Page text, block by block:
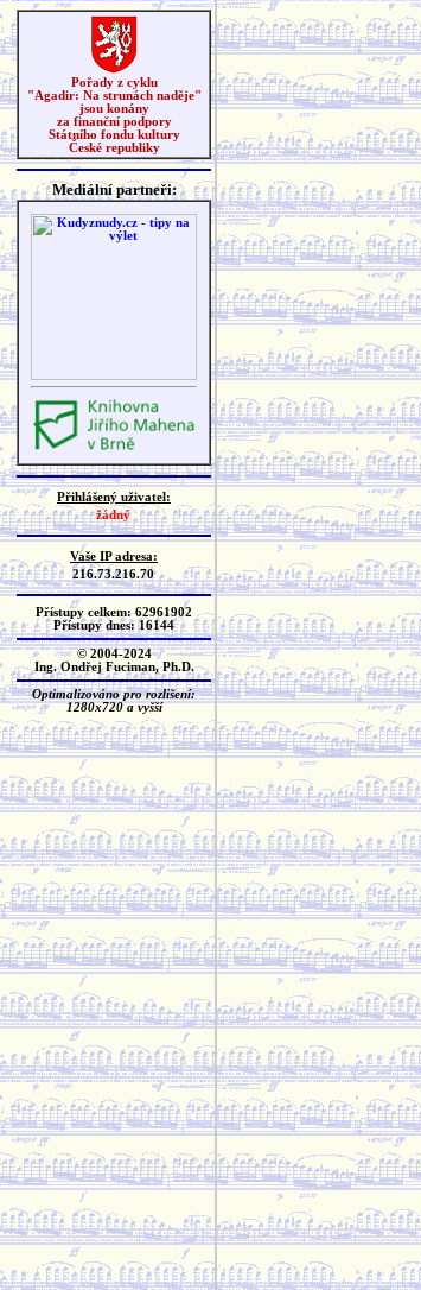
Pořady z cyklu
"Agadir: Na strunách naděje"
jsou konány
za finanční podpory
Státního fondu kultury
České republiky
Mediální partneři:
Přihlášený uživatel:
žádný
Vaše IP adresa:
216.73.216.70
Přístupy celkem: 62961902
Přístupy dnes: 16144
© 2004-2024
Ing. Ondřej Fuciman, Ph.D.
Optimalizováno pro rozlišení:
1280x720 a vyšší